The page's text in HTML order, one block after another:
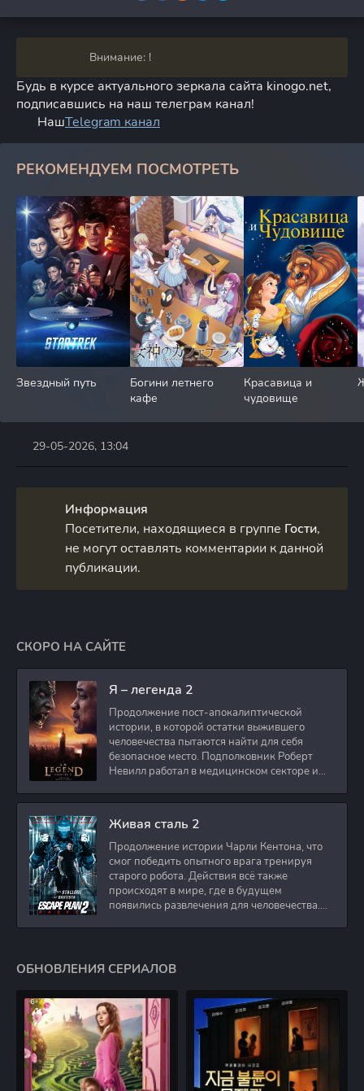
Внимание: !
Будь в курсе актуального зеркала сайта kinogo.net,
подписавшись на наш телеграм канал!
НашTelegram канал
РЕКОМЕНДУЕМ ПОСМОТРЕТЬ
Звездный путь
Богини летнего
кафе
Красавица и
чудовище
29-05-2026, 13:04
Информация
Посетители, находящиеся в группе Гости,
не могут оставлять комментарии к данной
публикации.
СКОРО НА САЙТЕ
Я – легенда 2
Продолжение пост-апокалиптической
истории, в которой остатки выжившего
человечества пытаются найти для себя
безопасное место. Подполковник Роберт
Невилл работал в медицинском секторе и
Живая сталь 2
Продолжение истории Чарли Кентона, что
смог победить опытного врага тренируя
старого робота. Действия всё также
происходят в мире, где в будущем
появились развлечения для человечества.
ОБНОВЛЕНИЯ СЕРИАЛОВ